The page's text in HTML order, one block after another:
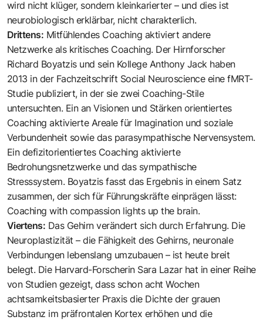
wird nicht klüger, sondern kleinkarierter – und dies ist
neurobiologisch erklärbar, nicht charakterlich.
Drittens: Mitfühlendes Coaching aktiviert andere
Netzwerke als kritisches Coaching. Der Hirnforscher
Richard Boyatzis und sein Kollege Anthony Jack haben
2013 in der Fachzeitschrift Social Neuroscience eine fMRT-
Studie publiziert, in der sie zwei Coaching-Stile
untersuchten. Ein an Visionen und Stärken orientiertes
Coaching aktivierte Areale für Imagination und soziale
Verbundenheit sowie das parasympathische Nervensystem.
Ein defizitorientiertes Coaching aktivierte
Bedrohungsnetzwerke und das sympathische
Stresssystem. Boyatzis fasst das Ergebnis in einem Satz
zusammen, der sich für Führungskräfte einprägen lässt:
Coaching with compassion lights up the brain.
Viertens: Das Gehirn verändert sich durch Erfahrung. Die
Neuroplastizität – die Fähigkeit des Gehirns, neuronale
Verbindungen lebenslang umzubauen – ist heute breit
belegt. Die Harvard-Forscherin Sara Lazar hat in einer Reihe
von Studien gezeigt, dass schon acht Wochen
achtsamkeitsbasierter Praxis die Dichte der grauen
Substanz im präfrontalen Kortex erhöhen und die